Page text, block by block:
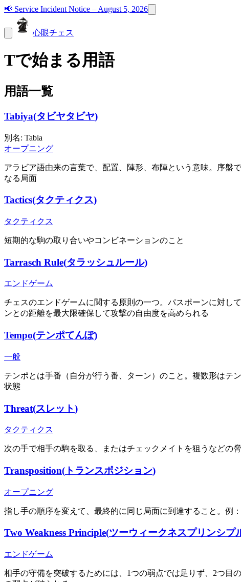
📢 Service Incident Notice – August 5, 2026
心眼チェス
Tで始まる用語
用語一覧
Tabiya(タビヤタビヤ)
別名: Tabia
オープニング
アラビア語由来の言葉で、配置、陣形、布陣という意味。序盤
なる局面
Tactics(タクティクス)
タクティクス
短期的な駒の取り合いやコンビネーションのこと
Tarrasch Rule(タラッシュルール)
エンドゲーム
チェスのエンドゲームに関する原則の一つ。パスポーンに対し
ンとの距離を最大限確保して攻撃の自由度を高められる
Tempo(テンポてんぽ)
一般
テンポとは手番（自分が行う番、ターン）のこと。複数形はテ
状態
Threat(スレット)
タクティクス
次の手で相手の駒を取る、またはチェックメイトを狙うなどの
Transposition( トランスポジション)
オープニング
指し手の順序を変えて、最終的に同じ局面に到達すること。例
Two Weakness Principle(ツーウィークネスプリンシプ
エンドゲーム
相手の守備を突破するためには、1つの弱点では足りず、2つ目